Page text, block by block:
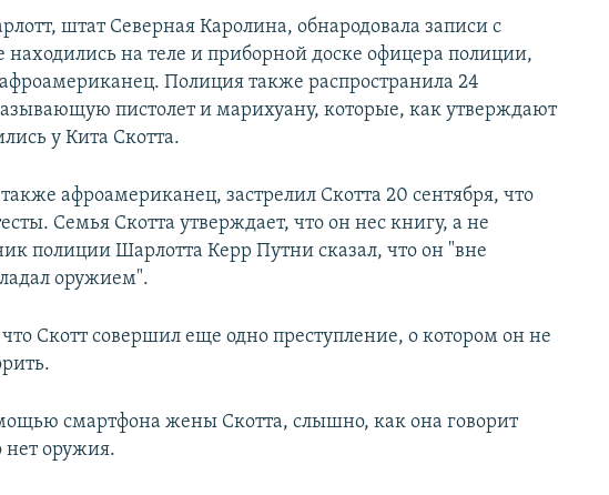
штат Северная Каролина, обнародовала записи с
находились на теле и приборной доске офицера полиции,
Полиция также распространила 24
пистолет и марихуану, которые, как утверждают
у Кита Скотта.
афроамериканец, застрелил Скотта 20 сентября, что
Семья Скотта утверждает, что он нес книгу, а не
полиции Шарлотта Керр Путни сказал, что он "вне
оружием".
Скотт совершил еще одно преступление, о котором он не
смартфона жены Скотта, слышно, как она говорит
нет оружия.